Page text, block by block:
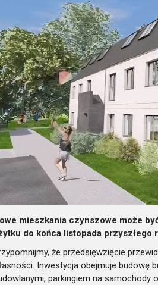
mieszkania czynszowe może
do końca listopada przyszłego
że przedsięwzięcie
Inwestycja obejmuje budowę
parkingiem na